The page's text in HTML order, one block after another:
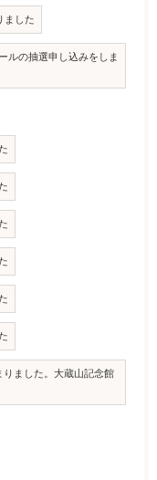
ました
ルの抽選申し込みをしま
ました。大蔵山記念館